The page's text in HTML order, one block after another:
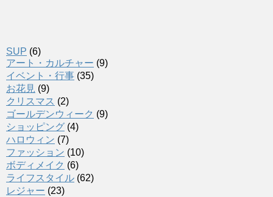
SUP (6)
アート・カルチャー (9)
イベント・行事 (35)
お花見 (9)
クリスマス (2)
ゴールデンウィーク (9)
ショッピング (4)
ハロウィン (7)
ファッション (10)
ボディメイク (6)
ライフスタイル (62)
レジャー (23)